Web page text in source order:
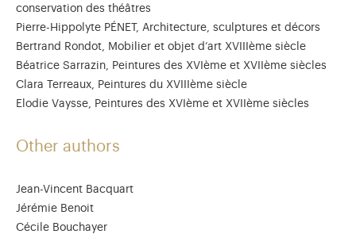
conservation des théâtres
Pierre-Hippolyte PÉNET, Architecture, sculptures et décors
Bertrand Rondot, Mobilier et objet d’art XVIIIème siècle
Béatrice Sarrazin, Peintures des XVIème et XVIIème siècles
Clara Terreaux, Peintures du XVIIIème siècle
Elodie Vaysse, Peintures des XVIème et XVIIème siècles
Other authors
Jean-Vincent Bacquart
Jérémie Benoit
Cécile Bouchayer